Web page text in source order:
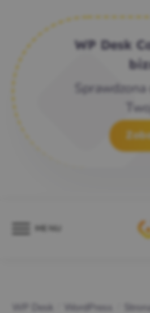
WP Desk
WP Desk WordPress